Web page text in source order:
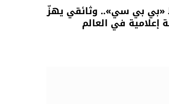
«بي بي سي».. وثائقي يهزّ
في العالم